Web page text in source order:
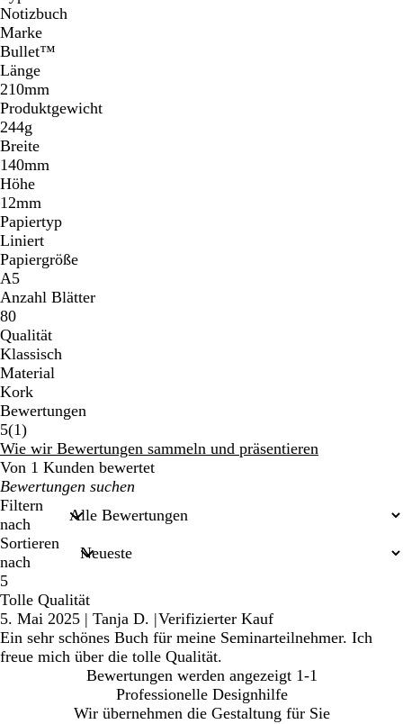
Notizbuch
Marke
Bullet™
Länge
210mm
Produktgewicht
244g
Breite
140mm
Höhe
12mm
Papiertyp
Liniert
Papiergröße
A5
Anzahl Blätter
80
Qualität
Klassisch
Material
Kork
Bewertungen
5(11
Bewertungen
)
Wie wir Bewertungen sammeln und präsentieren
Von 1 Kunden bewertet
Meine
Sucheingaben
Filtern
nach
Sortieren
nach
5
Tolle Qualität
5. Mai 2025 | Tanja D. |Verifizierter Kauf
Ein sehr schönes Buch für meine Seminarteilnehmer. Ich
freue mich über die tolle Qualität.
Bewertungen werden angezeigt 1-1
Professionelle Designhilfe
Wir übernehmen die Gestaltung für Sie